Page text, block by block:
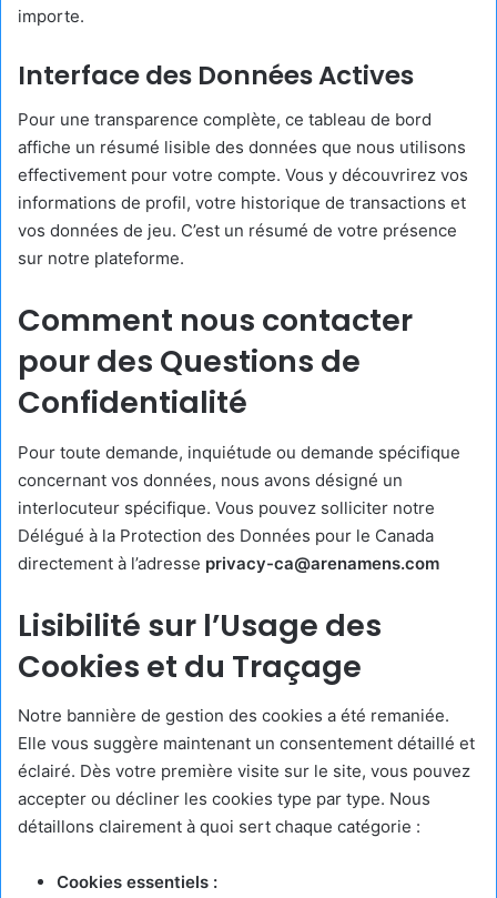
importe.
Interface des Données Actives
Pour une transparence complète, ce tableau de bord
affiche un résumé lisible des données que nous utilisons
effectivement pour votre compte. Vous y découvrirez vos
informations de profil, votre historique de transactions et
vos données de jeu. C’est un résumé de votre présence
sur notre plateforme.
Comment nous contacter
pour des Questions de
Confidentialité
Pour toute demande, inquiétude ou demande spécifique
concernant vos données, nous avons désigné un
interlocuteur spécifique. Vous pouvez solliciter notre
Délégué à la Protection des Données pour le Canada
directement à l’adresse privacy-ca@arenamens.com
Lisibilité sur l’Usage des
Cookies et du Traçage
Notre bannière de gestion des cookies a été remaniée.
Elle vous suggère maintenant un consentement détaillé et
éclairé. Dès votre première visite sur le site, vous pouvez
accepter ou décliner les cookies type par type. Nous
détaillons clairement à quoi sert chaque catégorie :
Cookies essentiels :